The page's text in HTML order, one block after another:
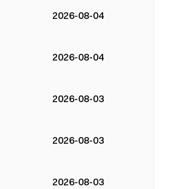
2026-08-04
2026-08-04
2026-08-03
2026-08-03
2026-08-03